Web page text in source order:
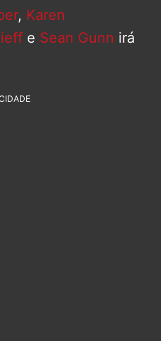
, Karen
e Sean Gunn irá